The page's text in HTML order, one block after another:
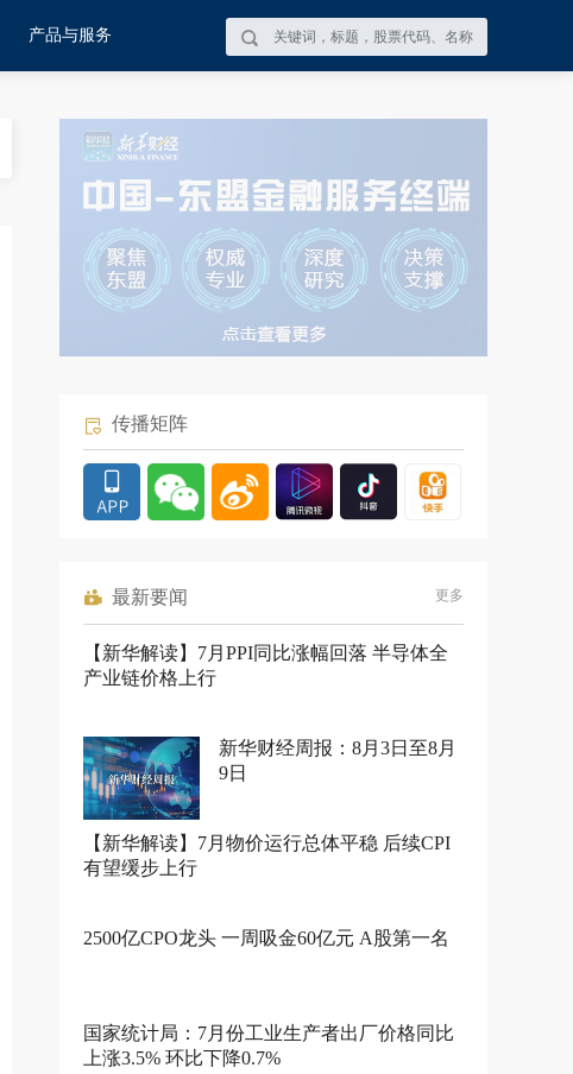
产品与服务
传播矩阵
最新要闻 更多
【新华解读】7月PPI同比涨幅回落 半导体全
产业链价格上行
新华财经周报：8月3日至8月
9日
【新华解读】7月物价运行总体平稳 后续CPI
有望缓步上行
2500亿CPO龙头 一周吸金60亿元 A股第一名
国家统计局：7月份工业生产者出厂价格同比
上涨3.5% 环比下降0.7%